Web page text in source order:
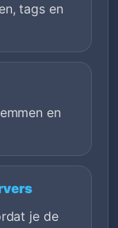
tags en
en
je de